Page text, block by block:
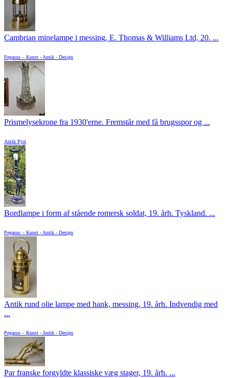
Cambrian minelampe i messing, E. Thomas & Williams Ltd, 20. ...
Pegasus – Kunst - Antik - Design
Prismelysekrone fra 1930'erne. Fremstår med få brugsspor og ...
Antik Pjot
Bordlampe i form af stående romersk soldat, 19. årh. Tyskland. ...
Pegasus – Kunst - Antik - Design
Antik rund olie lampe med hank, messing, 19. årh. Indvendig med
...
Pegasus – Kunst - Antik - Design
Par franske forgyldte klassiske væg stager, 19. årh. ...